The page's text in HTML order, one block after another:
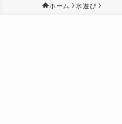
ホーム 水遊び